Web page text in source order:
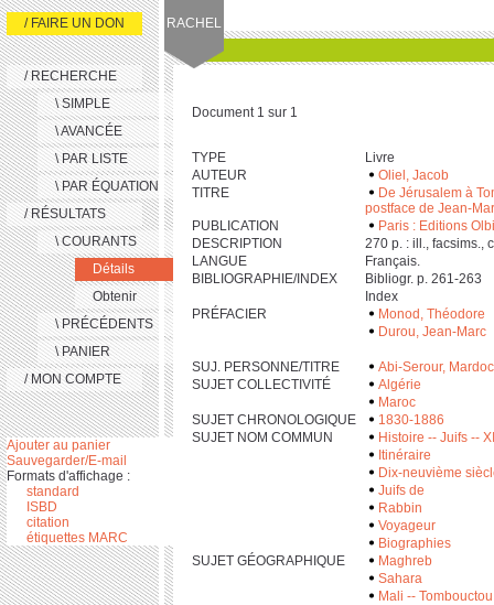
RACHEL
/ FAIRE UN DON
/ RECHERCHE
\ SIMPLE
\ AVANCÉE
\ PAR LISTE
\ PAR ÉQUATION
/ RÉSULTATS
\ COURANTS
Détails
Obtenir
\ PRÉCÉDENTS
\ PANIER
/ MON COMPTE
Ajouter au panier
Sauvegarder/E-mail
Formats d'affichage :
standard
ISBD
citation
étiquettes MARC
Document 1 sur 1
TYPE
Livre
AUTEUR
Oliel, Jacob
TITRE
De Jérusalem à
postface de Jean-
PUBLICATION
Paris : Editions
DESCRIPTION
‎2‎7‎0 p. : ill., facsims.,
LANGUE
Français.
BIBLIOGRAPHIE/INDEX
Bibliogr. p. 261-263
Index
PRÉFACIER
Monod, Théodore
Durou, Jean-Marc
SUJ. PERSONNE/TITRE
Abi-Serour,
SUJET COLLECTIVITÉ
Algérie
Maroc
SUJET CHRONOLOGIQUE
1830-1886
SUJET NOM COMMUN
Histoire -- Juifs --
Itinéraire
Dix-neuvième
Juifs de
Rabbin
Voyageur
Biographies
SUJET GÉOGRAPHIQUE
Maghreb
Sahara
Mali --